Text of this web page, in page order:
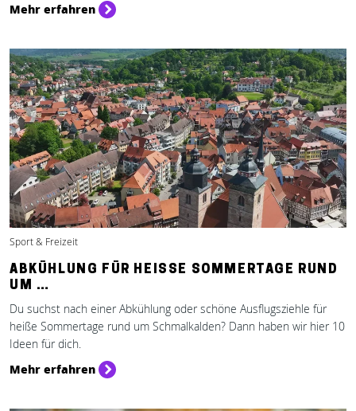
Mehr erfahren
Sport & Freizeit
ABKÜHLUNG FÜR HEISSE SOMMERTAGE RUND U
M …
Du suchst nach einer Abkühlung oder schöne Ausflugsziehle für
heiße Sommertage rund um Schmalkalden? Dann haben wir hier 10
Ideen für dich.
Mehr erfahren